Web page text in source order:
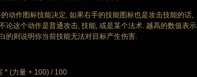
动作图标技能决定, 如果右手的技能图标也是攻击技能的话,
论这个动作是普通攻击, 技能, 或是某个法术. 越高的数值表示
的则说明你当前技能无法对目标产生伤害.
* (力量 + 100) / 100